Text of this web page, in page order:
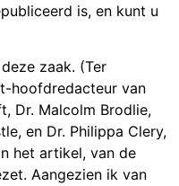
is, en kunt u
zaak. (Ter
hoofdredacteur van
Dr. Malcolm Brodlie,
en Dr. Philippa Clery,
het artikel, van de
Aangezien ik van